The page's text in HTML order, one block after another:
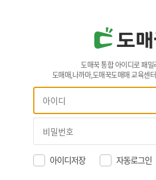
도매꾹 통합 아이디로 패
도매매,나까마,도매꾹도매매 교육센
아이디저장 자동로그인